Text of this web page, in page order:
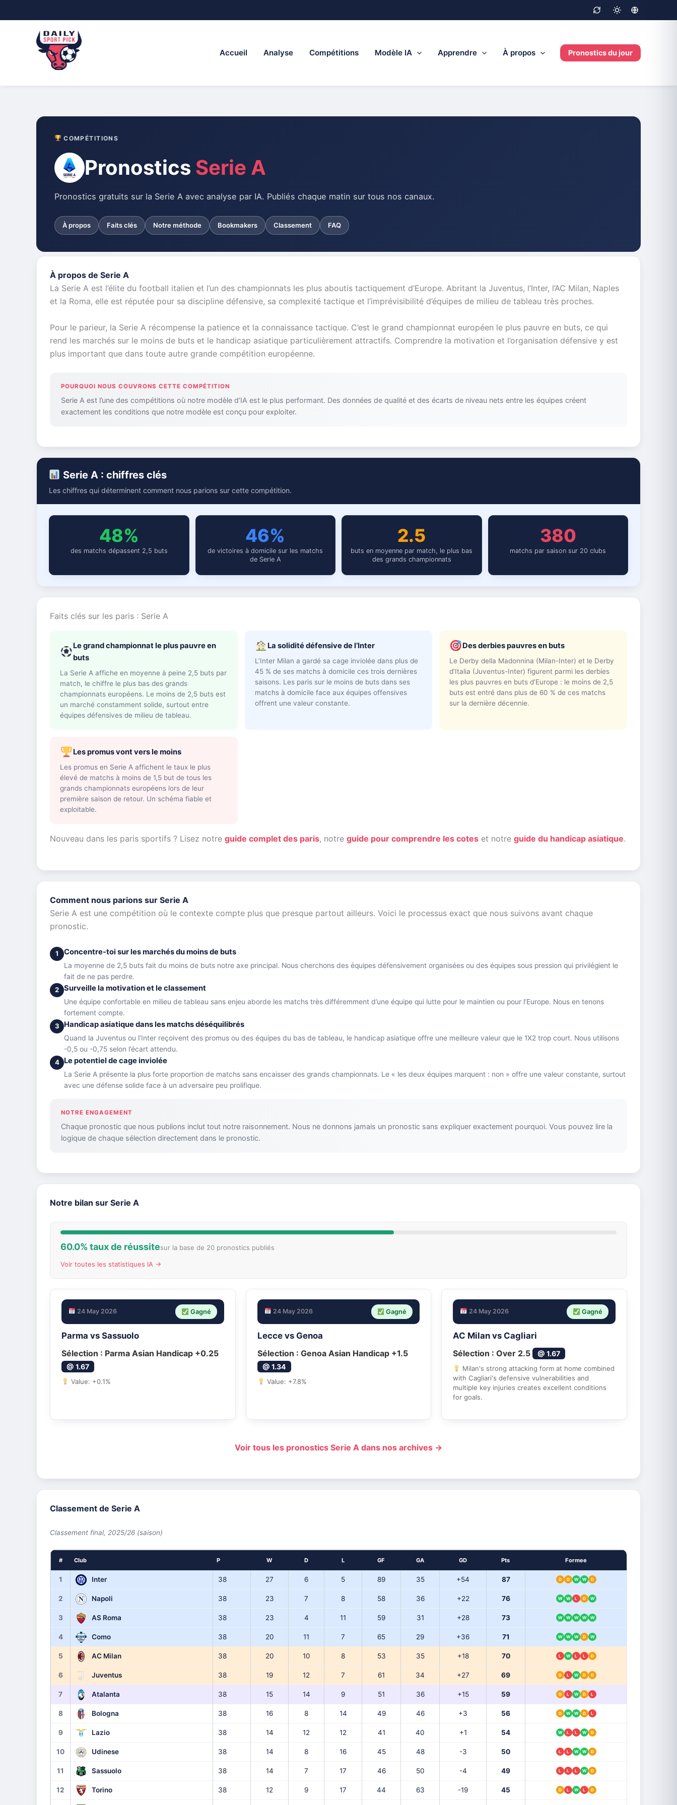
Accueil Analyse Compétitions Modèle IA Apprendre À propos Pronostics du jour
COMPÉTITIONS
Pronostics Serie A
Pronostics gratuits sur la Serie A avec analyse par IA. Publiés chaque matin sur tous nos canaux.
À propos Faits clés Notre méthode Bookmakers Classement FAQ
À propos de Serie A
La Serie A est l’élite du football italien et l’un des championnats les plus aboutis tactiquement d’Europe. Abritant la Juventus, l’Inter, l’AC Milan, Naples
et la Roma, elle est réputée pour sa discipline défensive, sa complexité tactique et l’imprévisibilité d’équipes de milieu de tableau très proches.
Pour le parieur, la Serie A récompense la patience et la connaissance tactique. C’est le grand championnat européen le plus pauvre en buts, ce qui
rend les marchés sur le moins de buts et le handicap asiatique particulièrement attractifs. Comprendre la motivation et l’organisation défensive y est
plus important que dans toute autre grande compétition européenne.
POURQUOI NOUS COUVRONS CETTE COMPÉTITION
Serie A est l’une des compétitions où notre modèle d’IA est le plus performant. Des données de qualité et des écarts de niveau nets entre les équipes créent
exactement les conditions que notre modèle est conçu pour exploiter.
Serie A : chiffres clés
Les chiffres qui déterminent comment nous parions sur cette compétition.
48%
des matchs dépassent 2,5 buts
46%
de victoires à domicile sur les matchs
de Serie A
2.5
buts en moyenne par match, le plus bas
des grands championnats
380
matchs par saison sur 20 clubs
Faits clés sur les paris : Serie A
Le grand championnat le plus pauvre en
buts
La Serie A affiche en moyenne à peine 2,5 buts par
match, le chiffre le plus bas des grands
championnats européens. Le moins de 2,5 buts est
un marché constamment solide, surtout entre
équipes défensives de milieu de tableau.
La solidité défensive de l’Inter
L’Inter Milan a gardé sa cage inviolée dans plus de
45 % de ses matchs à domicile ces trois dernières
saisons. Les paris sur le moins de buts dans ses
matchs à domicile face aux équipes offensives
offrent une valeur constante.
Des derbies pauvres en buts
Le Derby della Madonnina (Milan-Inter) et le Derby
d’Italia (Juventus-Inter) figurent parmi les derbies
les plus pauvres en buts d’Europe : le moins de 2,5
buts est entré dans plus de 60 % de ces matchs
sur la dernière décennie.
Les promus vont vers le moins
Les promus en Serie A affichent le taux le plus
élevé de matchs à moins de 1,5 but de tous les
grands championnats européens lors de leur
première saison de retour. Un schéma fiable et
exploitable.
Nouveau dans les paris sportifs ? Lisez notre guide complet des paris, notre guide pour comprendre les cotes et notre guide du handicap asiatique.
Comment nous parions sur Serie A
Serie A est une compétition où le contexte compte plus que presque partout ailleurs. Voici le processus exact que nous suivons avant chaque
pronostic.
1 Concentre-toi sur les marchés du moins de buts
La moyenne de 2,5 buts fait du moins de buts notre axe principal. Nous cherchons des équipes défensivement organisées ou des équipes sous pression qui privilégient le
fait de ne pas perdre.
2
Surveille la motivation et le classement
Une équipe confortable en milieu de tableau sans enjeu aborde les matchs très différemment d’une équipe qui lutte pour le maintien ou pour l’Europe. Nous en tenons
fortement compte.
3
Handicap asiatique dans les matchs déséquilibrés
Quand la Juventus ou l’Inter reçoivent des promus ou des équipes du bas de tableau, le handicap asiatique offre une meilleure valeur que le 1X2 trop court. Nous utilisons
-0,5 ou -0,75 selon l’écart attendu.
4
Le potentiel de cage inviolée
La Serie A présente la plus forte proportion de matchs sans encaisser des grands championnats. Le « les deux équipes marquent : non » offre une valeur constante, surtout
avec une défense solide face à un adversaire peu prolifique.
NOTRE ENGAGEMENT
Chaque pronostic que nous publions inclut tout notre raisonnement. Nous ne donnons jamais un pronostic sans expliquer exactement pourquoi. Vous pouvez lire la
logique de chaque sélection directement dans le pronostic.
Notre bilan sur Serie A
60.0% taux de réussitesur la base de 20 pronostics publiés
Voir toutes les statistiques IA →
24 May 2026 Gagné
Parma vs Sassuolo
Sélection : Parma Asian Handicap +0.25
@ 1.67
Value: +0.1%
24 May 2026 Gagné
Lecce vs Genoa
Sélection : Genoa Asian Handicap +1.5
@ 1.34
Value: +7.8%
24 May 2026 Gagné
AC Milan vs Cagliari
Sélection :Over 2.5 @ 1.67
Milan's strong attacking form at home combined
with Cagliari's defensive vulnerabilities and
multiple key injuries creates excellent conditions
for goals.
Voir tous les pronostics Serie A dans nos archives →
Classement de Serie A
Classement final, 2025/26 (saison)
# Club P W D L GF GA GD Pts Formee
1 Inter 38 27 6 5 89 35 +54 87 D D W W D
2 Napoli 38 23 7 8 58 36 +22 76 W W L D W
3 AS Roma 38 23 4 11 59 31 +28 73 W W W W W
4 Como 38 20 11 7 65 29 +36 71 W W W D W
5 AC Milan 38 20 10 8 53 35 +18 70 L W L L D
6 Juventus 38 19 12 7 61 34 +27 69 D L W D D
7 Atalanta 38 15 14 9 51 36 +15 59 D L W D L
8 Bologna 38 16 8 14 49 46 +3 56 D W W D L
9 Lazio 38 14 12 12 41 40 +1 54 W L L W D
10 Udinese 38 14 8 16 45 48 -3 50 L L W W D
11 Sassuolo 38 14 7 17 46 50 -4 49 L L L W D
12 Torino 38 12 9 17 44 63 -19 45 D L W L D